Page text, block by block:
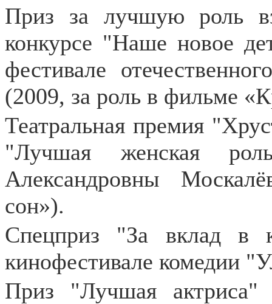
Приз за лучшую роль
конкурсе "Наше новое
фестивале
(2009, за роль в фильме
Театральная премия
"Лучшая женская
Александровны
сон»).
Спецприз "За вклад в
кинофестивале комедии
Приз "Лучшая актриса"